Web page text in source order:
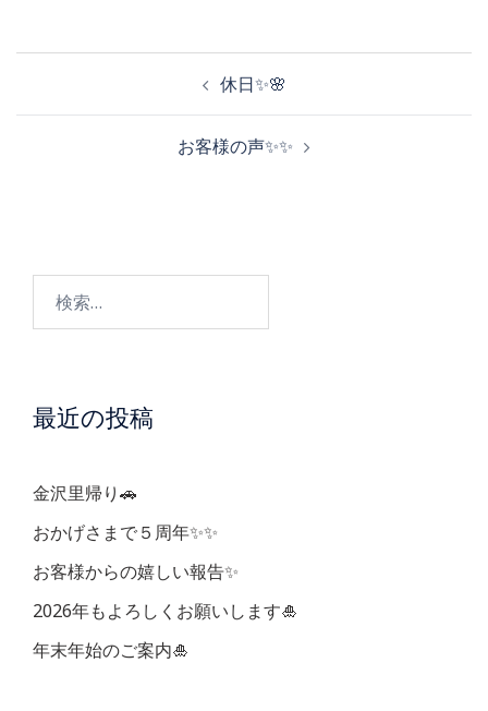
ゲ
シ
ョ
ン
休日✨🌸
お客様の声✨✨
最近の投稿
金沢里帰り🚗
おかげさまで５周年✨✨
お客様からの嬉しい報告✨
2026年もよろしくお願いします🎍
年末年始のご案内🎍